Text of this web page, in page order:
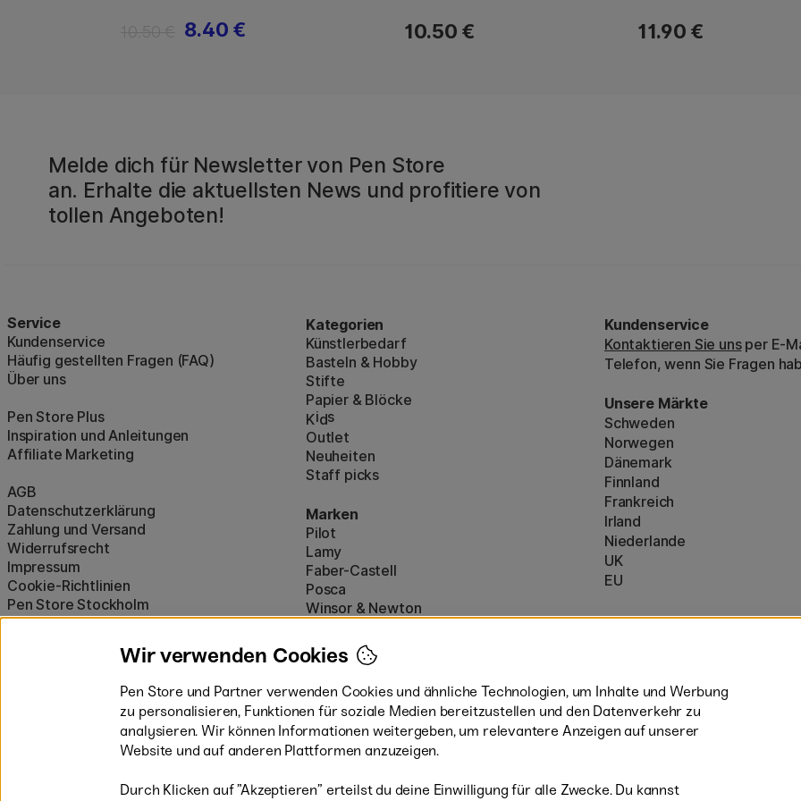
8.40 € 10.50 € 11.90 €
Melde dich für Newsletter von Pen Store
an. Erhalte die aktuellsten News und profitiere von
tollen Angeboten!
Service
Kundenservice
Häufig gestellten Fragen (FAQ)
Über uns
Pen Store Plus
Inspiration und Anleitungen
Affiliate Marketing
AGB
Datenschutzerklärung
Zahlung und Versand
Widerrufsrecht
Impressum
Cookie-Richtlinien
Pen Store Stockholm
Kategorien
Künstlerbedarf
Basteln & Hobby
Stifte
Papier & Blöcke
Kids
Outlet
Neuheiten
Staff picks
Marken
Pilot
Lamy
Faber-Castell
Posca
Winsor & Newton
Kundenservice
Kontaktieren Sie unsper E-
Telefon, wenn Sie Fragen
Unsere Märkte
Schweden
Norwegen
Dänemark
Finnland
Frankreich
Irland
Niederlande
UK
EU
* BesondereVersandbedingungen
Wir verwenden Cookies
Pen Store und Partner verwenden Cookies und ähnliche Technologien, um Inhalte und Werbung
zu personalisieren, Funktionen für soziale Medien bereitzustellen und den Datenverkehr zu
analysieren. Wir können Informationen weitergeben, um relevantere Anzeigen auf unserer
Website und auf anderen Plattformen anzuzeigen.
Durch Klicken auf ”Akzeptieren” erteilst du deine Einwilligung für alle Zwecke. Du kannst